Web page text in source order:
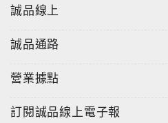
你可能會覺得按一次怎麼夠寫
的 "3倍 "！
誠品線上
誠品通路
營業據點
訂閱誠品線上電子報